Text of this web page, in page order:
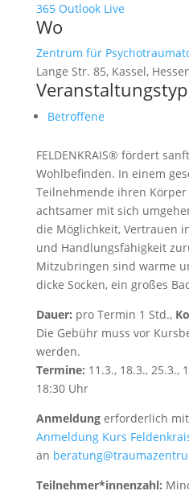
365 Outlook Live
Wo
Zentrum für
Lange Str. 85, Kassel,
Veranstaltungstyp
Betroffene
FELDENKRAIS® fördert
Wohlbefinden. In einem
Teilnehmende ihren
achtsamer mit sich
die Möglichkeit, Vertrauen
und Handlungsfähigkeit
Mitzubringen sind warme
dicke Socken, ein großes
Dauer: pro Termin 1 Std.,
Die Gebühr muss vor
werden.
Termine: 11.3., 18.3., 25.3.,
18:30 Uhr
Anmeldung erforderlich
Anmeldung Kurs
an
Teilnehmer*innenzahl: